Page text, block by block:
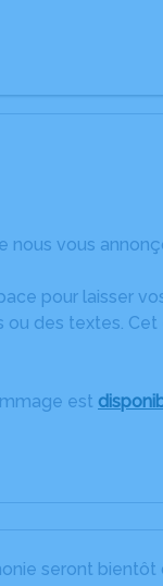
nous vous
pour laisser
des textes.
est
seront bientôt